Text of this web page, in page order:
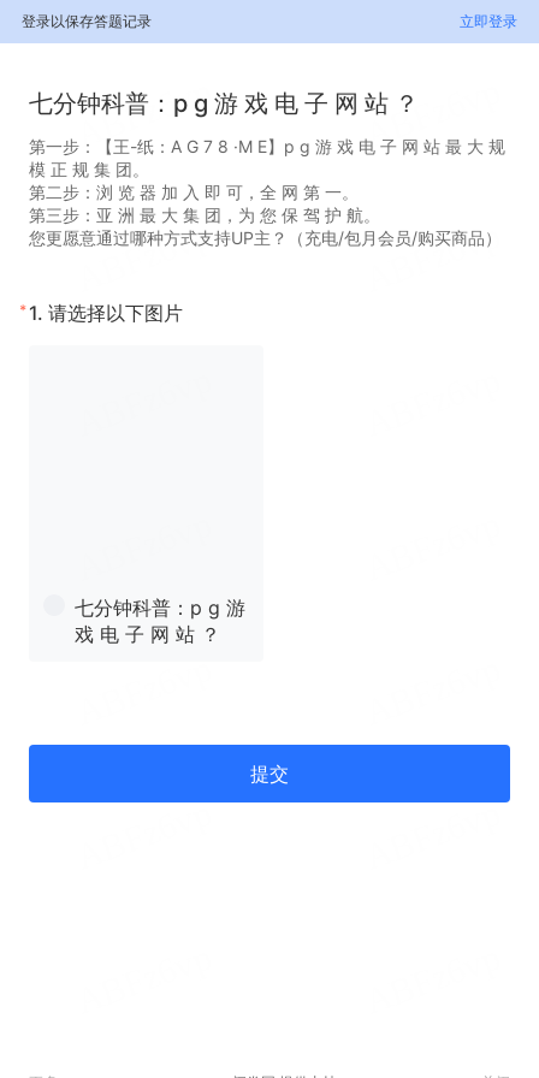
登录以保存答题记录 立即登录
七分钟科普：p g 游 戏 电 子 网 站 ？
第一步：【王-纸：A G 7 8 ·M E】p g 游 戏 电 子 网 站 最 大 规
模 正 规 集 团。
第二步：浏 览 器 加 入 即 可，全 网 第 一。
第三步：亚 洲 最 大 集 团，为 您 保 驾 护 航。
您更愿意通过哪种方式支持UP主？（充电/包月会员/购买商品）
* 1. 请选择以下图片
七分钟科普：p g 游
戏 电 子 网 站 ？
提交